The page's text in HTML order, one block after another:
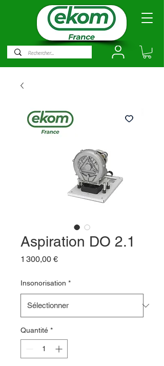
Aspiration DO 2.1
1 300,00 €Prix
Insonorisation *
Quantité *